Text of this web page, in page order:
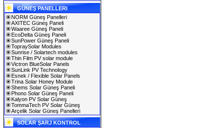
GÜNEŞ PANELLERI
NORM Güneş Panelleri
AXITEC Güneş Paneli
Waaree Güneş Paneli
EcoDelta Güneş Paneli
SunPower Güneş Paneli
TopraySolar Modules
Sunrise / Solartech modules
Thin Film PV solar module
Victron BlueSolar Panels
SunLink PV Technology
Esnek / Flexible Solar Panels
Trina Solar Honey Module
Shems Solar Güneş Paneli
Phono Solar Güneş Paneli
Kalyon PV Solar Güneş
TommaTech PV Solar Güneş
Arçelik Solar Güneş Panelleri
SOLAR ŞARJ KONTROL